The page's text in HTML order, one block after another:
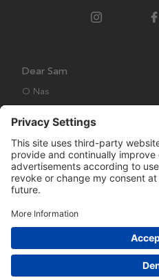
Dear Sam
O Nas